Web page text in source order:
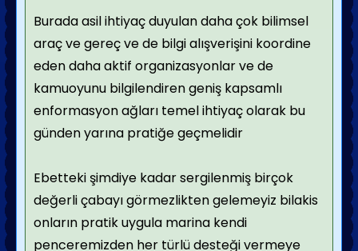
Burada asil ihtiyaç duyulan daha çok bilimsel
araç ve gereç ve de bilgi alışverişini koordine
eden daha aktif organizasyonlar ve de
kamuoyunu bilgilendiren geniş kapsamlı
enformasyon ağları temel ihtiyaç olarak bu
günden yarına pratiğe geçmelidir
Ebetteki şimdiye kadar sergilenmiş birçok
değerli çabayı görmezlikten gelemeyiz bilakis
onların pratik uygula marina kendi
penceremizden her türlü desteği vermeye